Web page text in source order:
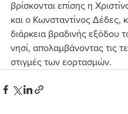
βρίσκονται επίσης η
και ο Κωνσταντίνος Δέδες,
διάρκεια βραδινής εξόδου
νησί, απολαμβάνοντας τις
στιγμές των εορτασμών.